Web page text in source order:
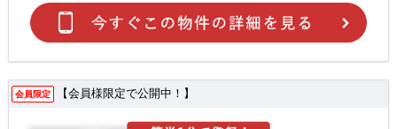
会員限定 【会員様限定で公開中！】